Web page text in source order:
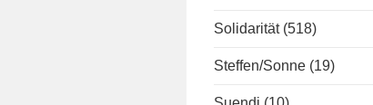
Solidarität (518)
Steffen/Sonne (19)